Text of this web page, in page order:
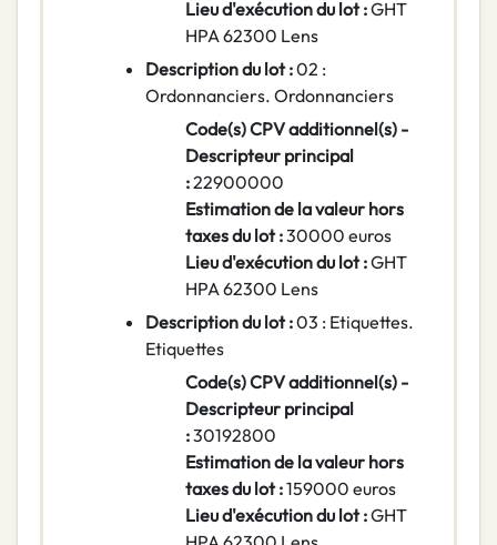
Lieu d'exécution du lot :GHT
HPA 62300 Lens
Description du lot :02 :
Ordonnanciers. Ordonnanciers
Code(s) CPV additionnel(s) -
Descripteur principal
:22900000
Estimation de la valeur hors
taxes du lot :30000 euros
Lieu d'exécution du lot :GHT
HPA 62300 Lens
Description du lot :03 : Etiquettes.
Etiquettes
Code(s) CPV additionnel(s) -
Descripteur principal
:30192800
Estimation de la valeur hors
taxes du lot :159000 euros
Lieu d'exécution du lot :GHT